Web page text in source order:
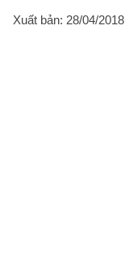
Xuất bản: 28/04/2018